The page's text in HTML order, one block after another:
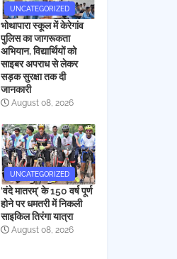
UNCATEGORIZED
भोथापारा स्कूल में केरेगांव
पुलिस का जागरूकता
अभियान, विद्यार्थियों को
साइबर अपराध से लेकर
सड़क सुरक्षा तक दी
जानकारी
August 08, 2026
UNCATEGORIZED
‘वंदे मातरम्’ के 150 वर्ष पूर्ण
होने पर धमतरी में निकली
साइकिल तिरंगा यात्रा
August 08, 2026